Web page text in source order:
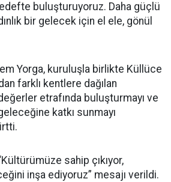
buluşturuyoruz. Daha güçlü
bir gelecek için el ele, gönül
Yorga, kuruluşla birlikte Küllüce
farklı kentlere dağılan
etrafında buluşturmayı ve
katkı sunmayı
sahip çıkıyor,
inşa ediyoruz” mesajı verildi.